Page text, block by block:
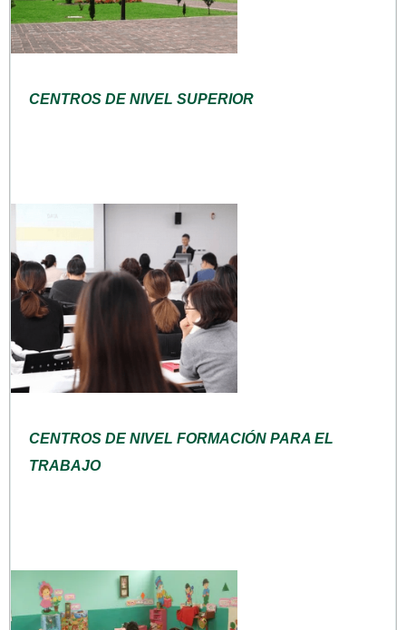
CENTROS DE NIVEL SUPERIOR
CENTROS DE NIVEL FORMACIÓN PARA EL
TRABAJO